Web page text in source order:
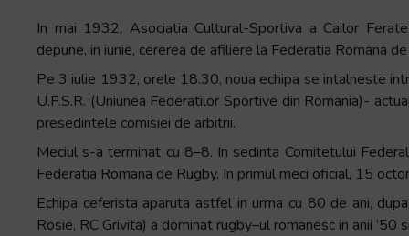
In mai 1932, Asociatia Cultural-Sportiva a Cailor
depune, in iunie, cererea de afiliere la Federatia Romana
Pe 3 iulie 1932, orele 18.30, noua echipa se intalneste
U.F.S.R. (Uniunea Federatilor Sportive din Romania)-
presedintele comisiei de arbitrii.
Meciul s-a terminat cu 8–8. In sedinta Comitetului
Federatia Romana de Rugby. In primul meci oficial, 15
Echipa ceferista aparuta astfel in urma cu 80 de ani,
Rosie, RC Grivita) a dominat rugby–ul romanesc in anii ’50